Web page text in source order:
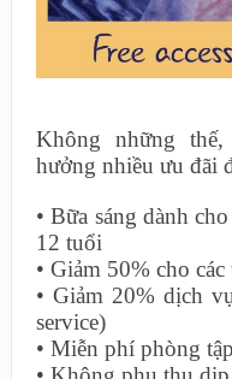
Không những
hưởng nhiều ưu đãi
•Bữa sáng dành
12 tuổi
• Giảm 50% cho các
•Giảm 20% dịch
service)
• Miễn phí phòng